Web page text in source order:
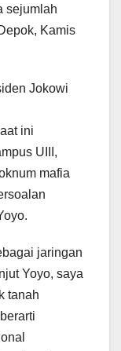
sejumlah
Kamis
Jokowi
ini
UIII,
mafia
jaringan
Yoyo, saya
tanah